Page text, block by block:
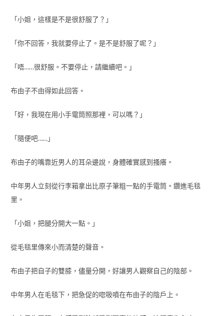
「小姐，這樣是不是很舒服了？」
「你不回答，我就要停止了。是不是舒服了呢？」
「唔……很舒服。不要停止，請繼續吧。」
布由子不由得如此回答。
「好，我現在用小手電筒照那裡，可以嗎？」
「隨便吧……」
布由子的嘴靠近男人的耳朵邊說，身體確實感到搔癢。
中年男人立刻從行李箱拿出比原子筆粗一點的手電筒。鑽進毛毯
里。
「小姐，把腿分開大一點。」
從毛毯里傳來小而清楚的聲音。
布由子把自子的雙膝，儘量分開，好讓男人觀察自己的陰部。
中年男人在毛毯下，把急促的唿吸噴在布由子的陰戶上。